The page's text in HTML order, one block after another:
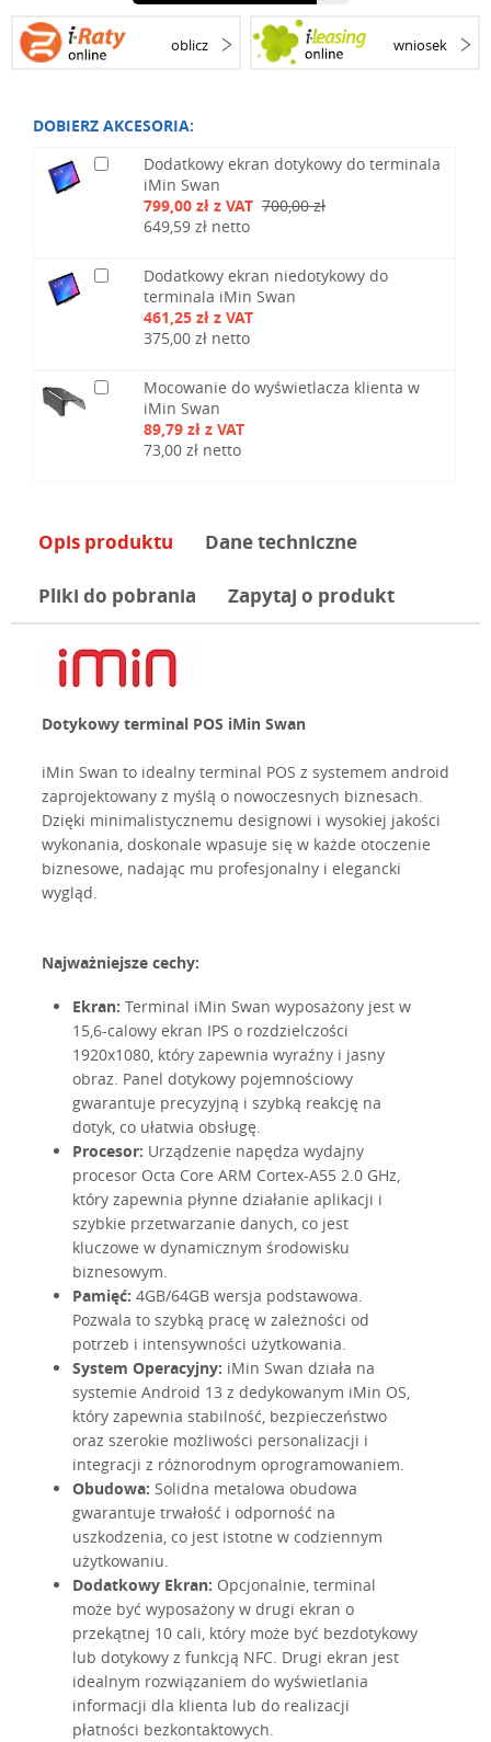
oblicz wniosek
DOBIERZ AKCESORIA:
Dodatkowy ekran dotykowy do terminala
iMin Swan
799,00 zł z VAT 700,00 zł
649,59 zł netto
Dodatkowy ekran niedotykowy do
terminala iMin Swan
461,25 zł z VAT
375,00 zł netto
Mocowanie do wyświetlacza klienta w
iMin Swan
89,79 zł z VAT
73,00 zł netto
Opis produktu Dane techniczne
Pliki do pobrania Zapytaj o produkt
Dotykowy terminal POS iMin Swan
iMin Swan to idealny terminal POS z systemem android
zaprojektowany z myślą o nowoczesnych biznesach.
Dzięki minimalistycznemu designowi i wysokiej jakości
wykonania, doskonale wpasuje się w każde otoczenie
biznesowe, nadając mu profesjonalny i elegancki
wygląd.
Najważniejsze cechy:
Ekran: Terminal iMin Swan wyposażony jest w
15,6-calowy ekran IPS o rozdzielczości
1920x1080, który zapewnia wyraźny i jasny
obraz. Panel dotykowy pojemnościowy
gwarantuje precyzyjną i szybką reakcję na
dotyk, co ułatwia obsługę.
Procesor: Urządzenie napędza wydajny
procesor Octa Core ARM Cortex-A55 2.0 GHz,
który zapewnia płynne działanie aplikacji i
szybkie przetwarzanie danych, co jest
kluczowe w dynamicznym środowisku
biznesowym.
Pamięć: 4GB/64GB wersja podstawowa.
Pozwala to szybką pracę w zależności od
potrzeb i intensywności użytkowania.
System Operacyjny: iMin Swan działa na
systemie Android 13 z dedykowanym iMin OS,
który zapewnia stabilność, bezpieczeństwo
oraz szerokie możliwości personalizacji i
integracji z różnorodnym oprogramowaniem.
Obudowa: Solidna metalowa obudowa
gwarantuje trwałość i odporność na
uszkodzenia, co jest istotne w codziennym
użytkowaniu.
Dodatkowy Ekran: Opcjonalnie, terminal
może być wyposażony w drugi ekran o
przekątnej 10 cali, który może być bezdotykowy
lub dotykowy z funkcją NFC. Drugi ekran jest
idealnym rozwiązaniem do wyświetlania
informacji dla klienta lub do realizacji
płatności bezkontaktowych.